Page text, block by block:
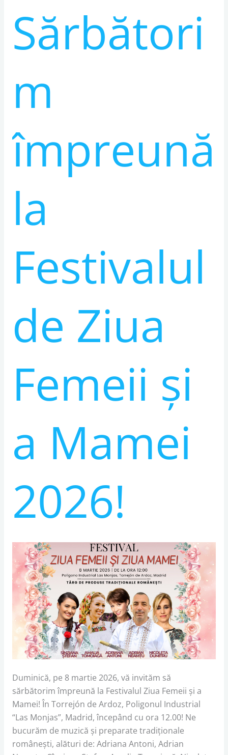
Sărbători
m
împreună
la
Festivalul
de Ziua
Femeii și
a Mamei
2026!
Duminică, pe 8 martie 2026, vă invităm să
sărbătorim împreună la Festivalul Ziua Femeii și a
Mamei! În Torrejón de Ardoz, Poligonul Industrial
“Las Monjas”, Madrid, începând cu ora 12.00! Ne
bucurăm de muzică și preparate tradiționale
românești, alături de: Adriana Antoni, Adrian
împreună
la
Festivalul
Femeii
2026!